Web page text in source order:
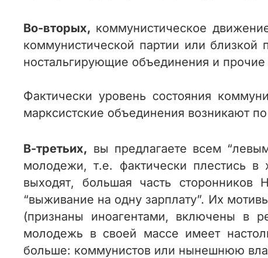
Во-вторых, коммунистическое
коммунистической партии или близкой
ностальгирующие объединения и
Фактически уровень состояния
марксистские объединения возникают
В-третьих, вы предлагаете всем
молодежи, т.е. фактически плестись в
выходят, большая часть сторонников
“выживание на одну зарплату”. Их
(признаны иноагентами, включены в
молодежь в своей массе имеет
больше: коммунистов или нынешнюю